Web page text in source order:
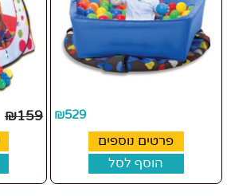
₪529
פרטים נוספים
הוסף לסל
₪159